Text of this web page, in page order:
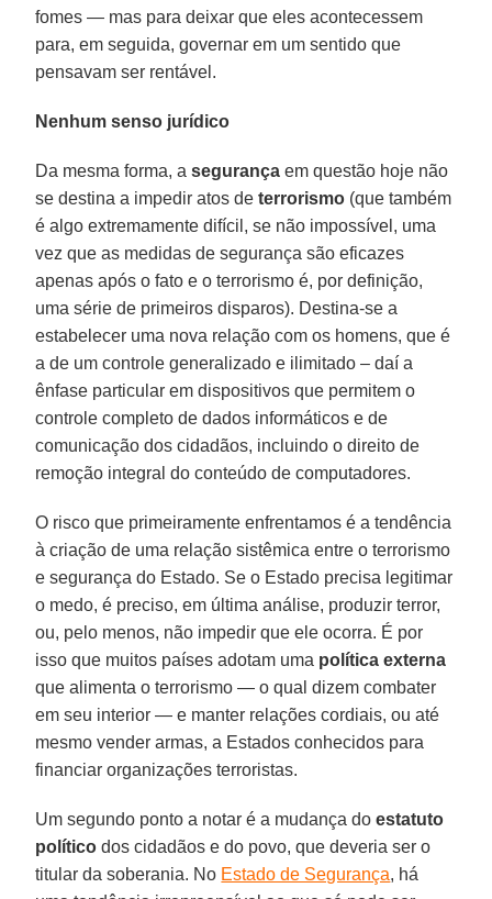
fomes — mas para deixar que eles acontecessem
para, em seguida, governar em um sentido que
pensavam ser rentável.
Nenhum senso jurídico
Da mesma forma, asegurança em questão hoje não
se destina a impedir atos deterrorismo (que também
é algo extremamente difícil, se não impossível, uma
vez que as medidas de segurança são eficazes
apenas após o fato e o terrorismo é, por definição,
uma série de primeiros disparos). Destina-se a
estabelecer uma nova relação com os homens, que é
a de um controle generalizado e ilimitado – daí a
ênfase particular em dispositivos que permitem o
controle completo de dados informáticos e de
comunicação dos cidadãos, incluindo o direito de
remoção integral do conteúdo de computadores.
O risco que primeiramente enfrentamos é a tendência
à criação de uma relação sistêmica entre o terrorismo
e segurança do Estado. Se o Estado precisa legitimar
o medo, é preciso, em última análise, produzir terror,
ou, pelo menos, não impedir que ele ocorra. É por
isso que muitos países adotam uma política externa
que alimenta o terrorismo — o qual dizem combater
em seu interior — e manter relações cordiais, ou até
mesmo vender armas, a Estados conhecidos para
financiar organizações terroristas.
Um segundo ponto a notar é a mudança doestatuto
político dos cidadãos e do povo, que deveria ser o
titular da soberania. No Estado de Segurança, há